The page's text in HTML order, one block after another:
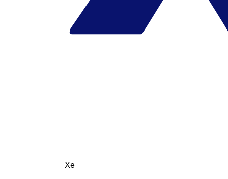
Xe